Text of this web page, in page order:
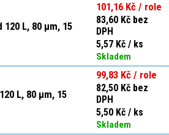
L, 80 µm, 15
101,16 Kč / role
83,60 Kč bez
DPH
5,57 Kč / ks
Skladem
L, 80 µm, 15
99,83 Kč / role
82,50 Kč bez
DPH
5,50 Kč / ks
Skladem